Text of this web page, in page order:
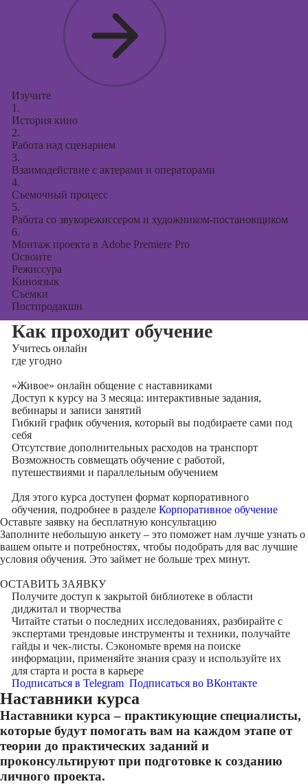
Изучите
1.
История кино
2.
Работа над сценарием
3.
Взаимодействие с актерами и операторами
4.
Съемочный процесс
5.
Работа со звукорежиссером и художником-постановщиком
6.
Монтаж проекта в Adobe Premiere Pro
Освоите
Режиссура
Киноязык
Съемки
Постпродакшн
Как проходит обучение
Учитесь онлайн
где угодно
«Живое» онлайн общение с наставниками
Доступ к курсу на 3 месяца: интерактивные задания,
вебинары и записи занятий
Гибкий график обучения, который вы подбираете сами под
себя
Отсутствие дополнительных расходов на транспорт
Возможность совмещать обучение с работой,
путешествиями и параллельным обучением
Для этого курса доступен формат корпоративного
обучения, подробнее в разделе Корпоративное обучение
Оставьте заявку на бесплатную консультацию
Заполните небольшую анкету – это поможет нам лучше узнать о
вашем опыте и потребностях, чтобы подобрать для вас лучшие
условия обучения. Это займет не больше трех минут.
ОСТАВИТЬ ЗАЯВКУ
Получите доступ к закрытой библиотекев области
диджитал и творчества
Читайте статьи о последних исследованиях, разбирайте с
экспертами трендовые инструменты и техники, получайте
гайды и чек-листы. Сэкономьте время на поиске
информации, применяйте знания сразу и используйте их
для старта и роста в карьере
Подписаться в Telegram Подписаться во ВКонтакте
Наставники курса
Наставники курса – практикующие специалисты,
которые будут помогать вам на каждом этапе от
теории до практических заданий и
проконсультируют при подготовке к созданию
личного проекта.